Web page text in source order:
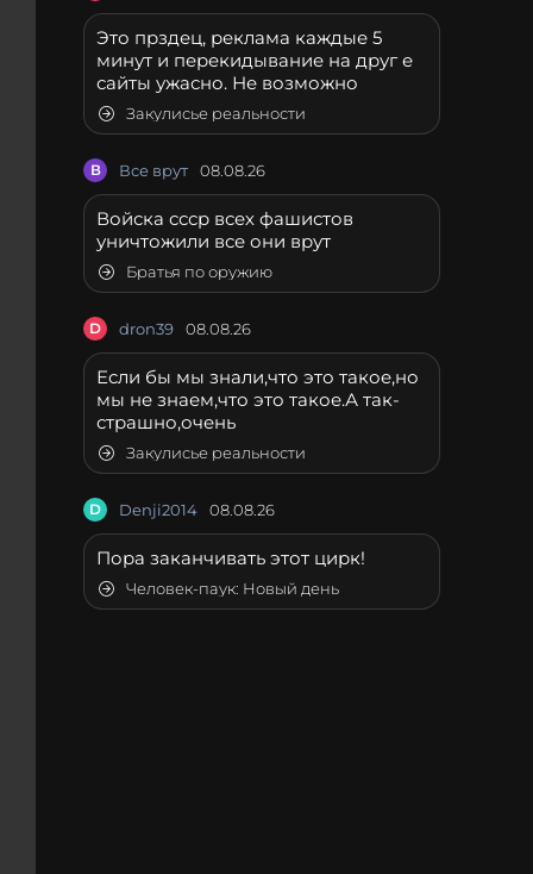
Это прздец, реклама каждые 5
минут и перекидывание на друг е
сайты ужасно. Не возможно
Закулисье реальности
В Все врут 08.08.26
Войска ссср всех фашистов
уничтожили все они врут
Братья по оружию
D dron39 08.08.26
Если бы мы знали,что это такое,но
мы не знаем,что это такое.А так-
страшно,очень
Закулисье реальности
D Denji2014 08.08.26
Пора заканчивать этот цирк!
Человек-паук: Новый день